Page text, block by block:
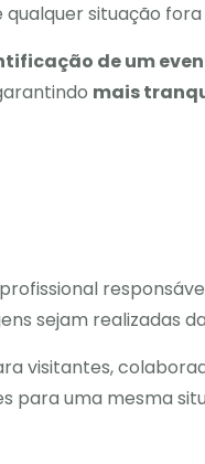
situação
de um
mais
sejam realizadas
visitantes,
para uma mesma